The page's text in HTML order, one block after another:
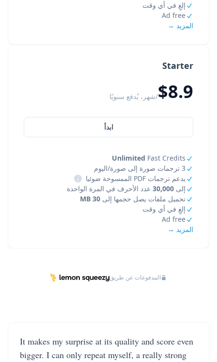
Starter
$8.9/شهر، يُدفع سنويًا
ابدأ
Unlimited Fast Credits
3 ترجمات صورة إلى صورة/اليوم
يدعم ترجمات PDF الممسوحة ضوئيا
i
إلى 30,000 عدد الأحرف في المرة الواحدة
تحميل ملفات يصل حجمها إلى 30 MB
إلغِ في أي وقت
Ad free
المزيد →
إلغِ في أي وقت
Ad free
المزيد →
المدفوعات عن طريق
It makes my surprise at its quality and score even
bigger. I can only repeat myself, a really strong